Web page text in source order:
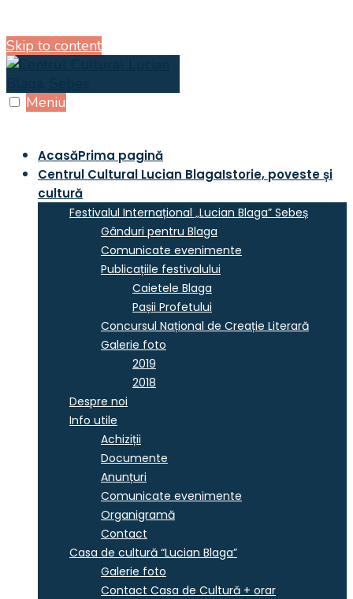
Skip to content
Meniu
AcasăPrima pagină
Centrul Cultural Lucian BlagaIstorie, poveste și
cultură
Festivalul Internațional „Lucian Blaga” Sebeș
Gânduri pentru Blaga
Comunicate evenimente
Publicațiile festivalului
Caietele Blaga
Pașii Profetului
Concursul Național de Creație Literară
Galerie foto
2019
2018
Despre noi
Info utile
Achiziții
Documente
Anunțuri
Comunicate evenimente
Organigramă
Contact
Casa de cultură “Lucian Blaga”
Galerie foto
Contact Casa de Cultură + orar